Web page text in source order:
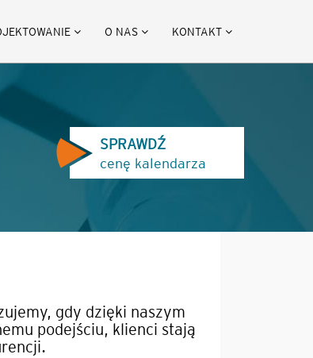
O NAS KONTAKT
SPRAWDŹ
cenę kalendarza
gdy dzięki naszym
podejściu, klienci stają